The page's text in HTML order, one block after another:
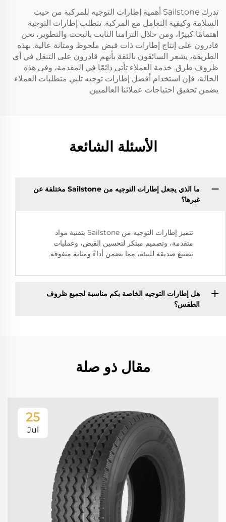
تدرك Sailstone أهمية إطارات التوجيه للمركبة من حيث
السلامة وكيفية التعامل مع المركبة. تتطلب إطارات التوجيه
اهتمامًا كبيرًا، ومن خلال التزامنا الثابت بالبحث والتطوير، نحن
قادرون على إنتاج إطارات ذات قبض ملحوظ ومتانة عالية. بهذه
الطريقة، يشعر السائقون بالثقة بأنهم قادرون على التنقل في أي
ظروف طرق. خدمة العملاء تأتي دائمًا في المقدمة، وفي هذه
الحالة، فإن استخدام أفضل إطارات توجيه تلبي متطلبات العملاء
يضمن تحقيق احتياجات عملائنا العالميين.
الأسئلة الشائعة
ما الذي يجعل إطارات التوجيه من Sailstone مختلفة عن
غيرها؟
تتميز إطارات التوجيه من Sailstone بتقنية مواد
متقدمة، وتصميم مبتكر لتحسين القبض، وعمليات
تصنيع صديقة للبيئة، مما يضمن أداءً ومتانة متفوقة.
هل إطارات التوجيه الخاصة بكم مناسبة لجميع ظروف
الطقس؟
مقال ذو صلة
25
Jul